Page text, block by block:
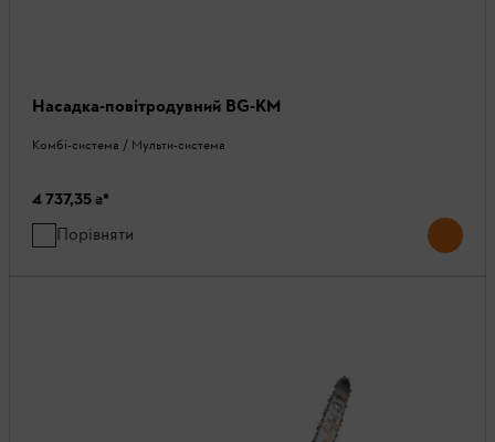
Насадка-повітродувний BG-KM
Комбі-система / Мульти-система
4 737,35 ₴*
Порівняти